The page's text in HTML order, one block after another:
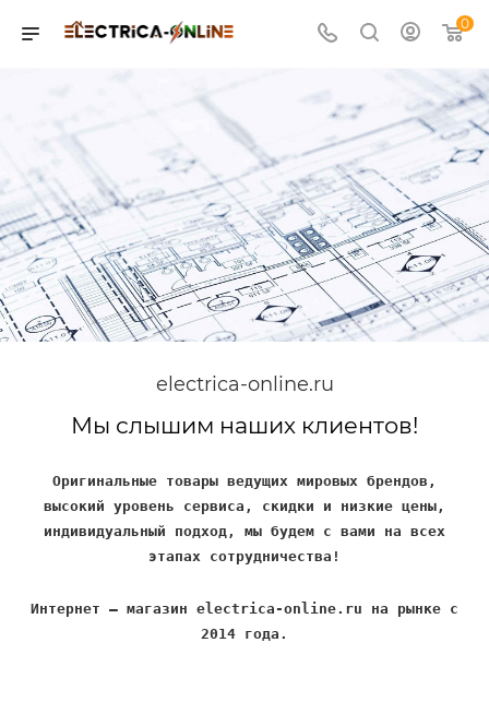
0
electrica-online.ru
Мы слышим наших клиентов!
Оригинальные товары ведущих мировых брендов,
высокий уровень сервиса, скидки и низкие цены,
индивидуальный подход, мы будем с вами на всех
этапах сотрудничества!
Интернет – магазин electrica-online.ru на рынке с
2014 года.